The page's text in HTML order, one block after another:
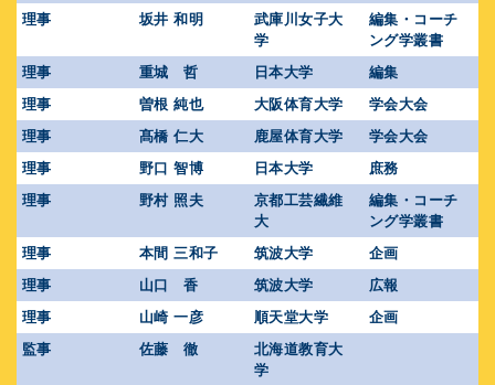
理事
坂井 和明
武庫川女子大
学
編集・コーチ
ング学叢書
理事
重城 哲 日本大学
編集
理事
曽根 純也 大阪体育大学
学会大会
理事
髙橋 仁大 鹿屋体育大学
学会大会
理事
野口 智博 日本大学
庶務
理事
野村 照夫
京都工芸繊維
大
編集・コーチ
ング学叢書
理事
本間 三和子 筑波大学
企画
理事
山口 香 筑波大学
広報
理事
山崎 一彦 順天堂大学
企画
監事
佐藤 徹
北海道教育大
学